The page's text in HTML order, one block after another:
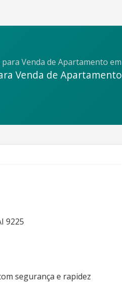
Venda de Apartamento
Venda de
9225
segurança e rapidez